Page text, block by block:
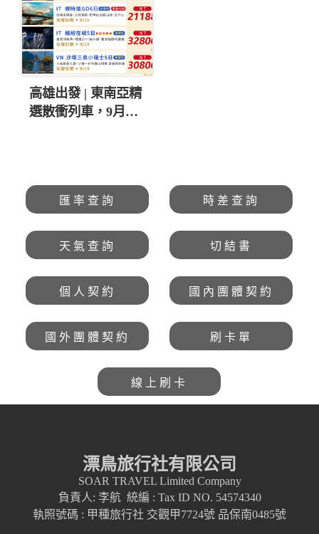
高雄出發 | 東南亞精
選散衝列車，9月超
匯率查詢 時差查詢
天氣查詢 切結書
個人契約 國內團體契約
國外團體契約 刷卡單
線上刷卡
漂鳥旅行社有限公司
SOAR TRAVEL Limited Company
負責人: 李航 統編 : Tax ID NO. 54574340
執照號碼 : 甲種旅行社 交觀甲7724號 品保南0485號